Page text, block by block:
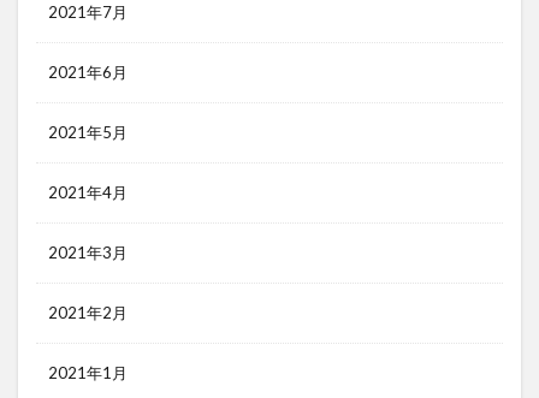
2021年7月
2021年6月
2021年5月
2021年4月
2021年3月
2021年2月
2021年1月